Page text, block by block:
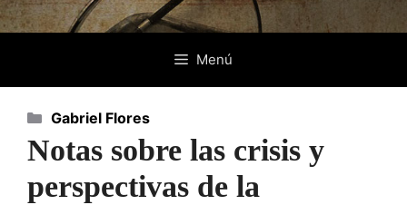
Menú
Notas sobre las crisis y
perspectivas de la
Categorías
Gabriel Flores